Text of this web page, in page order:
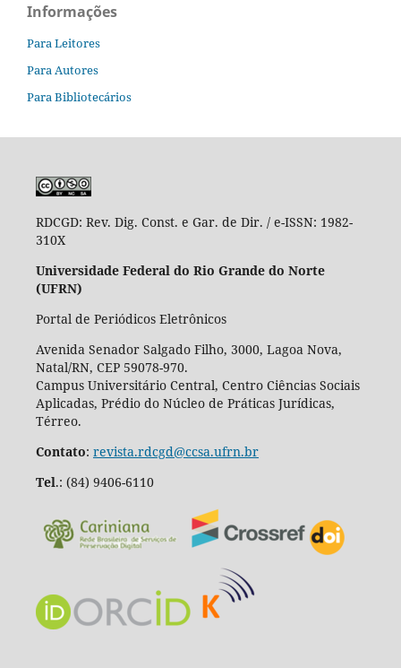
Informações
Para Leitores
Para Autores
Para Bibliotecários
RDCGD: Rev. Dig. Const. e Gar. de Dir. / e-ISSN: 1982-
310X
Universidade Federal do Rio Grande do Norte
(UFRN)
Portal de Periódicos Eletrônicos
Avenida Senador Salgado Filho, 3000, Lagoa Nova,
Natal/RN, CEP 59078-970.
Campus Universitário Central, Centro Ciências Sociais
Aplicadas, Prédio do Núcleo de Práticas Jurídicas,
Térreo.
Contato: revista.rdcgd@ccsa.ufrn.br
Tel.: (84) 9406-6110